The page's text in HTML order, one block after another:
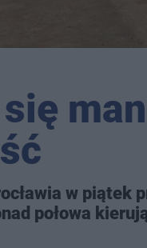
w piątek
połowa